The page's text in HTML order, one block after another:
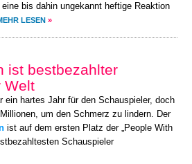
bis dahin ungekannt heftige Reaktion
LESEN »
ist bestbezahlter
Welt
ein hartes Jahr für den Schauspieler, doch
um den Schmerz zu lindern. Der
ist auf dem ersten Platz der „People With
Schauspieler